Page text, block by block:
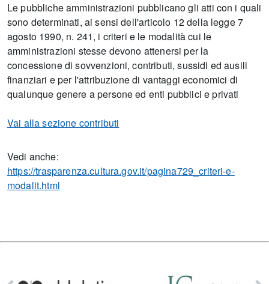
Le pubbliche amministrazioni pubblicano gli atti con i quali
sono determinati, ai sensi dell'articolo 12 della legge 7
agosto 1990, n. 241, i criteri e le modalità cui le
amministrazioni stesse devono attenersi per la
concessione di sovvenzioni, contributi, sussidi ed ausili
finanziari e per l'attribuzione di vantaggi economici di
qualunque genere a persone ed enti pubblici e privati
Vai alla sezione contributi
Vedi anche:
https://trasparenza.cultura.gov.it/pagina729_criteri-e-
modalit.html
su: